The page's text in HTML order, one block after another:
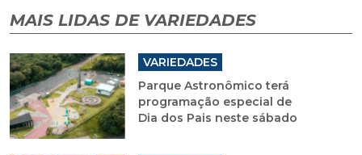
MAIS LIDAS DE VARIEDADES
VARIEDADES
Parque Astronômico terá
programação especial de
Dia dos Pais neste sábado